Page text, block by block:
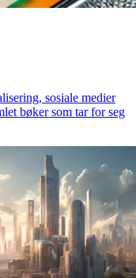
sosiale medier
bøker som tar for seg